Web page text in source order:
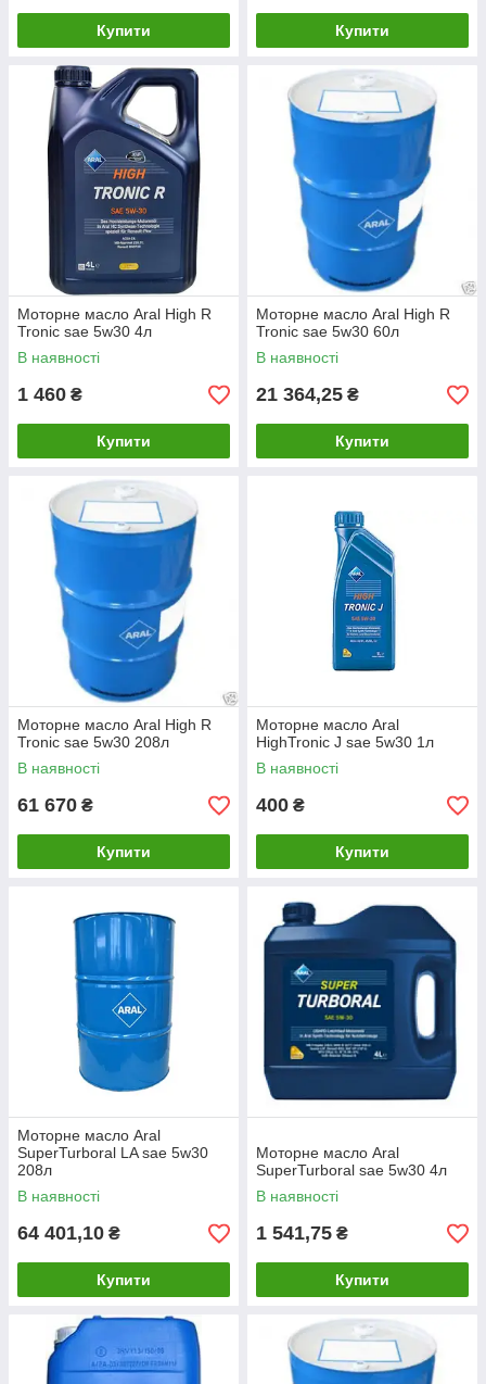
Купити Купити
Моторне масло Aral High R
Tronic sae 5w30 4л
В наявності
1 460 ₴
Купити
Моторне масло Aral High R
Tronic sae 5w30 60л
В наявності
21 364,25 ₴
Купити
Моторне масло Aral High R
Tronic sae 5w30 208л
В наявності
61 670 ₴
Купити
Моторне масло Aral
HighTronic J sae 5w30 1л
В наявності
400 ₴
Купити
Моторне масло Aral
SuperTurboral LA sae 5w30
208л
В наявності
64 401,10 ₴
Купити
Моторне масло Aral
SuperTurboral sae 5w30 4л
В наявності
1 541,75 ₴
Купити